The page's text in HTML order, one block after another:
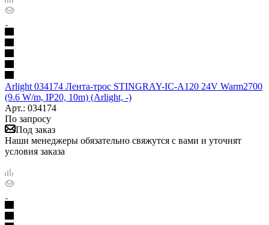
Arlight 034174 Лента-трос STINGRAY-IC-A120 24V Warm2700
(9.6 W/m, IP20, 10m) (Arlight, -)
Арт.: 034174
По запросу
Под заказ
Наши менеджеры обязательно свяжутся с вами и уточнят
условия заказа